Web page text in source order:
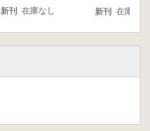
新刊 在庫なし 新刊 在庫なし